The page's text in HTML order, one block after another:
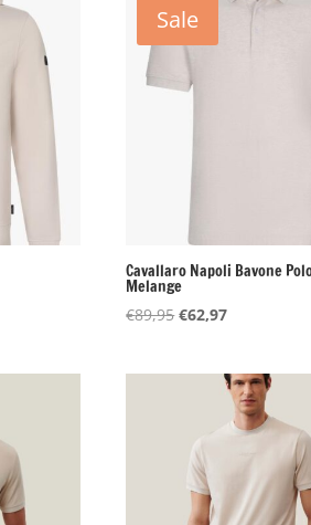
Sale
Cavallaro Napoli Bavone
Melange
€89,95Oorspronkelijke
€89,95.
€62,97Huidige
€62,97.